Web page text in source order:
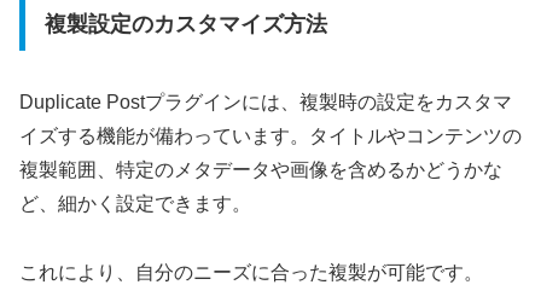
複製設定のカスタマイズ方法
Duplicate Postプラグインには、複製時の設定をカスタマ
イズする機能が備わっています。タイトルやコンテンツの
複製範囲、特定のメタデータや画像を含めるかどうかな
ど、細かく設定できます。
これにより、自分のニーズに合った複製が可能です。